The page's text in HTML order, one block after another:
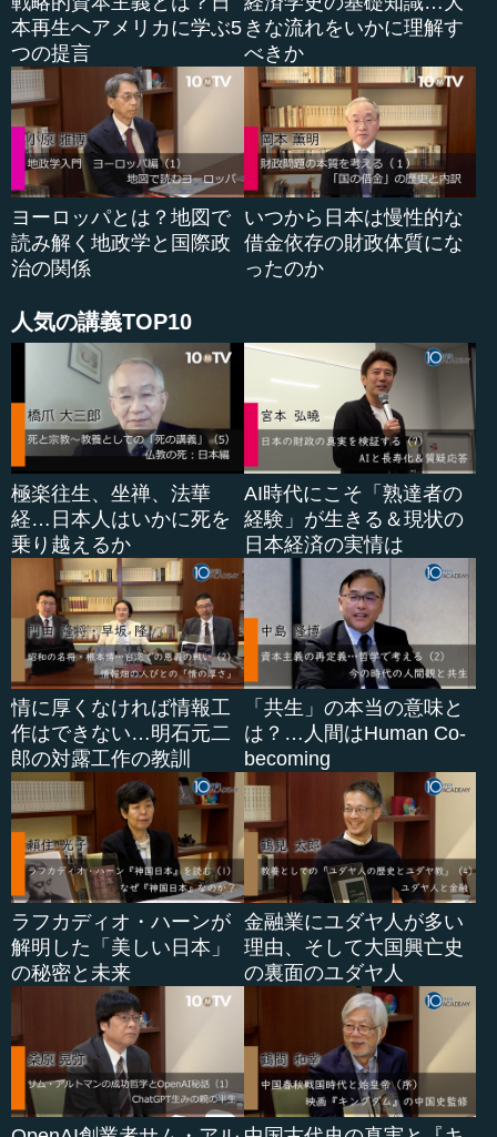
しい貿易制限をしました。アメリカは1920年代の後半から
共和党政権の下で、いわゆる保護主義的な発言をする政治
家がたくさんいて、スムート・ホーリー関税はそれに決着
をつけた形で非常に高い関税をかけたのです。
ご案内のように、1929年にウォール街の株の大暴落が起
こり、アメリカ経済も非常に厳しい状況になったわけです
が、このスムート・ホーリー関税がきっかけになって、そ
の後イギリスやフランスなど主要国が次々に関税を引き上
げていくという保護主義の広がりがあったのです。この時
期は毎月くらいのペースで世界の貿易がどんどん縮小して
ができないということで各国の産業が大きく打撃を受け、
特に日本やドイツなどでは軍部の台頭、ナチスの台頭とい
うようなことの一つの背景にもなりました。ですから、そ
ういう意味ではアメ...
本再生へアメリカに学ぶ5
つの提言
きな流れをいかに理解す
べきか
ヨーロッパとは？地図で
読み解く地政学と国際政
治の関係
いつから日本は慢性的な
借金依存の財政体質にな
ったのか
人気の講義TOP10
極楽往生、坐禅、法華
経…日本人はいかに死を
乗り越えるか
AI時代にこそ「熟達者の
経験」が生きる＆現状の
日本経済の実情は
情に厚くなければ情報工
作はできない…明石元二
郎の対露工作の教訓
「共生」の本当の意味と
は？…人間はHuman Co-
becoming
ラフカディオ・ハーンが
解明した「美しい日本」
の秘密と未来
金融業にユダヤ人が多い
理由、そして大国興亡史
の裏面のユダヤ人